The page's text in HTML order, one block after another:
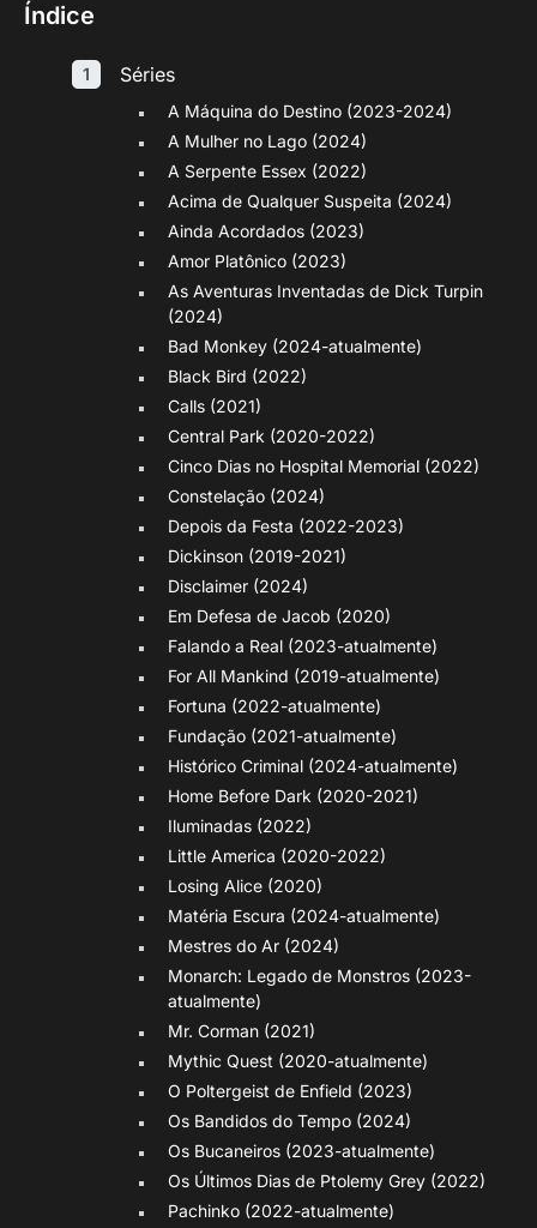
Índice
Séries
A Máquina do Destino (2023-2024)
A Mulher no Lago (2024)
A Serpente Essex (2022)
Acima de Qualquer Suspeita (2024)
Ainda Acordados (2023)
Amor Platônico (2023)
As Aventuras Inventadas de Dick Turpin
(2024)
Bad Monkey (2024-atualmente)
Black Bird (2022)
Calls (2021)
Central Park (2020-2022)
Cinco Dias no Hospital Memorial (2022)
Constelação (2024)
Depois da Festa (2022-2023)
Dickinson (2019-2021)
Disclaimer (2024)
Em Defesa de Jacob (2020)
Falando a Real (2023-atualmente)
For All Mankind (2019-atualmente)
Fortuna (2022-atualmente)
Fundação (2021-atualmente)
Histórico Criminal (2024-atualmente)
Home Before Dark (2020-2021)
Iluminadas (2022)
Little America (2020-2022)
Losing Alice (2020)
Matéria Escura (2024-atualmente)
Mestres do Ar (2024)
Monarch: Legado de Monstros (2023-
atualmente)
Mr. Corman (2021)
Mythic Quest (2020-atualmente)
O Poltergeist de Enfield (2023)
Os Bandidos do Tempo (2024)
Os Bucaneiros (2023-atualmente)
Os Últimos Dias de Ptolemy Grey (2022)
Pachinko (2022-atualmente)